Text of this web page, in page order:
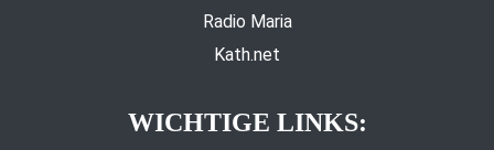
Radio Maria
Kath.net
WICHTIGE LINKS: